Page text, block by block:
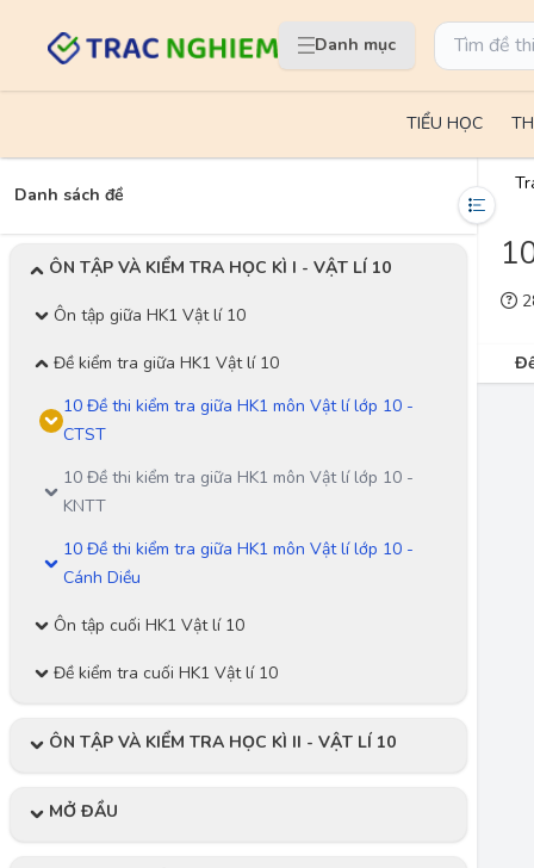
Danh mục
TIỂU HỌC
Danh sách đề
ÔN TẬP VÀ KIỂM TRA HỌC KÌ I - VẬT LÍ 10
Ôn tập giữa HK1 Vật lí 10
Đề kiểm tra giữa HK1 Vật lí 10
10 Đề thi kiểm tra giữa HK1 môn Vật lí lớp 10 -
CTST
10 Đề thi kiểm tra giữa HK1 môn Vật lí lớp 10 -
KNTT
10 Đề thi kiểm tra giữa HK1 môn Vật lí lớp 10 -
Cánh Diều
Ôn tập cuối HK1 Vật lí 10
Đề kiểm tra cuối HK1 Vật lí 10
ÔN TẬP VÀ KIỂM TRA HỌC KÌ II - VẬT LÍ 10
MỞ ĐẦU